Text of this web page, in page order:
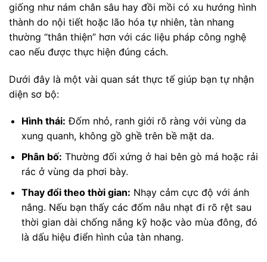
giống như nám chân sâu hay đồi mồi có xu hướng hình
thành do nội tiết hoặc lão hóa tự nhiên, tàn nhang
thường “thân thiện” hơn với các liệu pháp công nghệ
cao nếu được thực hiện đúng cách.
Dưới đây là một vài quan sát thực tế giúp bạn tự nhận
diện sơ bộ:
Hình thái: Đốm nhỏ, ranh giới rõ ràng với vùng da
xung quanh, không gồ ghề trên bề mặt da.
Phân bố: Thường đối xứng ở hai bên gò má hoặc rải
rác ở vùng da phơi bày.
Thay đổi theo thời gian: Nhạy cảm cực độ với ánh
nắng. Nếu bạn thấy các đốm nâu nhạt đi rõ rệt sau
thời gian dài chống nắng kỹ hoặc vào mùa đông, đó
là dấu hiệu điển hình của tàn nhang.